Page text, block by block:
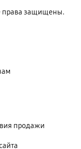
права защищены.
продажи